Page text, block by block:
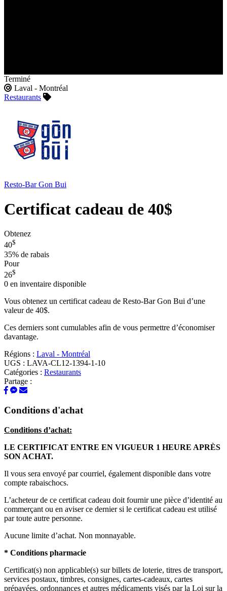
Terminé
Laval - Montréal
Restaurants
Resto-Bar Gon Bui
Certificat cadeau de 40$
Obtenez
40$
35% de rabais
Pour
26$
0 en inventaire disponible
Vous obtenez un certificat cadeau de Resto-Bar Gon Bui d’une
valeur de 40$.
Ces derniers sont cumulables afin de vous permettre d’économiser
davantage.
Régions : Laval - Montréal
UGS : LAVA-CL12-1394-1-10
Catégories : Restaurants
Partage :
Conditions d'achat
Conditions d’achat:
LE CERTIFICAT ENTRE EN VIGUEUR 1 HEURE APRÈS
SON ACHAT.
Il vous sera envoyé par courriel, également disponible dans votre
compte rabaischocs.
L’acheteur de ce certificat cadeau doit fournir une pièce d’identité au
commerçant ou en aviser ce dernier si le certificat cadeau est utilisé
par toute autre personne.
Aucune limite d’achat. Non monnayable.
* Conditions pharmacie
Certificat(s) non applicable(s) sur billets de loterie, titres de transport,
services postaux, timbres, consignes, cartes-cadeaux, cartes
prépayées, ordonnances et autres médicaments visés par la Loi sur la